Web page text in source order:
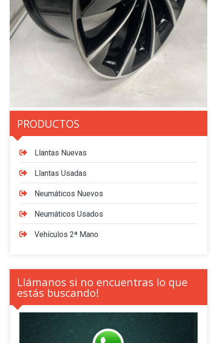
PRODUCTOS
Llantas Nuevas
Llantas Usadas
Neumáticos Nuevos
Neumáticos Usados
Vehículos 2ª Mano
Llámanos si no encuentras lo que
estás buscando!